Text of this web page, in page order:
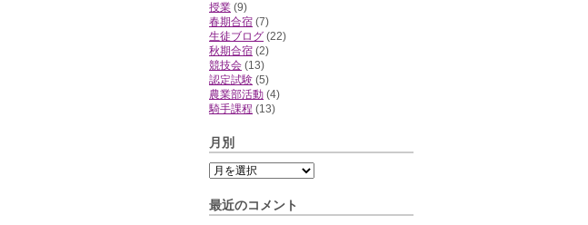
授業 (9)
春期合宿 (7)
生徒ブログ (22)
秋期合宿 (2)
競技会 (13)
認定試験 (5)
農業部活動 (4)
騎手課程 (13)
月別
最近のコメント